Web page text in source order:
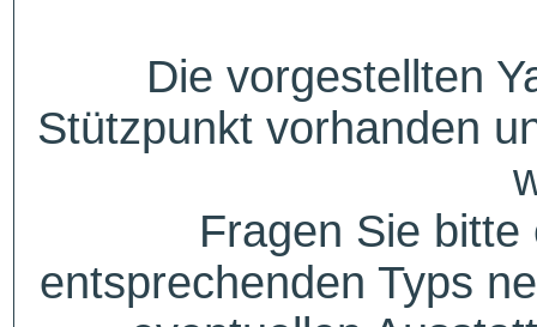
Die vorgestellten
Stützpunkt vorhanden
Fragen Sie
entsprechenden Typs